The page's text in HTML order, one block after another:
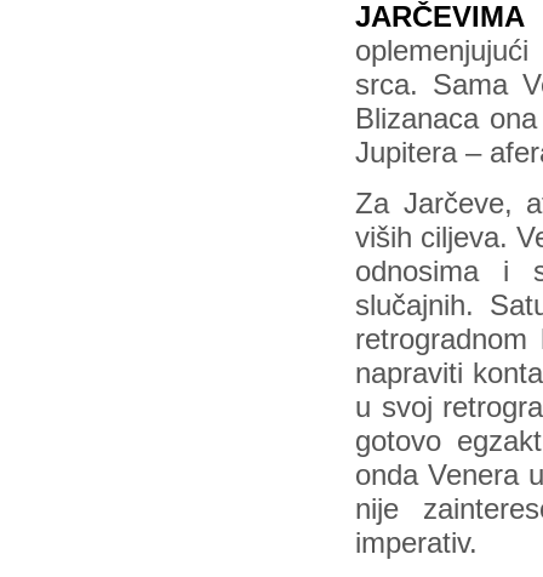
JARČEVIMA
srca. Sama
Blizanaca
Jupitera –
Za Jarčeve,
viših ciljeva.
odnosima i
slučajnih.
napraviti
u svoj
gotovo
onda Venera
nije
imperativ.